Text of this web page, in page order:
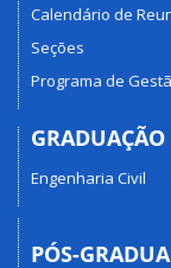
Calendário de
Seções
Programa de
GRADUAÇÃO
Engenharia Civil
PÓS-